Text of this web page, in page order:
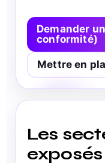
Demander
conformité)
Mettre en
Les
exposés